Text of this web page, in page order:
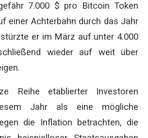
7.000 $ pro Bitcoin Token
einer Achterbahn durch das Jahr
er im März auf unter 4.000
wieder auf weit über
Reihe etablierter Investoren
Jahr als eine mögliche
die Inflation betrachten, die